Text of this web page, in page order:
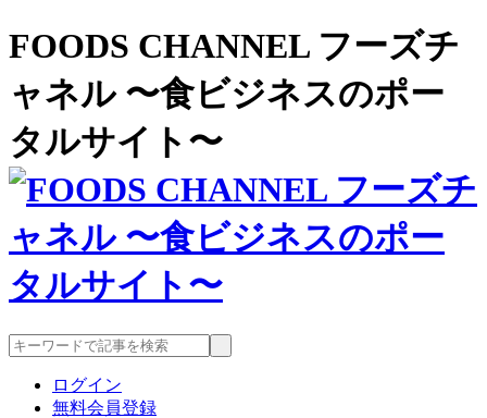
FOODS CHANNEL フーズチ
ャネル 〜食ビジネスのポー
タルサイト〜
ログイン
無料会員登録